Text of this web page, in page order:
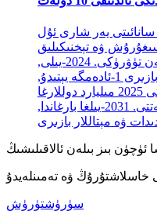
سانائىتى يەر شارى ئۇل
ۋە تېخنىكىلىق
ئىلگىرىلەشلەرگە نىسبەتەن تۈۋرۈكى. 2024-يىلى,
يەرشارى كانچىلىق گېزىيىسى بازىرى 1-ئادەمگە يېتىدۇ,
مۆلچەرلىنىشىچە, مۆلچەردىكى 2025 مىليارد دوللارغا
1.57 مىليارد دوللارغا يەتتى. 2031-يىلغا بارغاندا,
بىز بىلەن ئالاقىلىشىڭ
سۈرۈشتۈرۈش